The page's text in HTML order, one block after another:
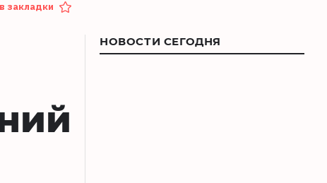
закладки
НОВОСТИ СЕГОДНЯ